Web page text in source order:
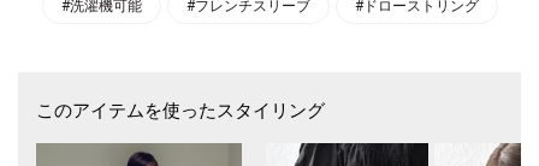
さらに生地の特性で接触冷感も感じられる素材です。
スカートやワイドパンツとの相性も良く、トップスインしなくてもウエス
#洗濯機可能 #フレンチスリーブ #ドローストリング
このアイテムを使ったスタイリング